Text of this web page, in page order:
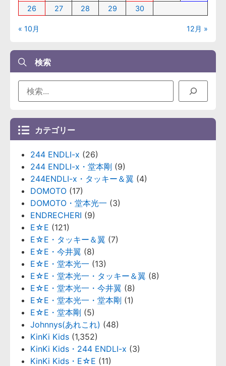
26
27 28 29 30
« 10月 12月 »
検索
カテゴリー
244 ENDLI-x (26)
244 ENDLI-x・堂本剛 (9)
244ENDLI-x・タッキー＆翼 (4)
DOMOTO (17)
DOMOTO・堂本光一 (3)
ENDRECHERI (9)
E☆E (121)
E☆E・タッキー＆翼 (7)
E☆E・今井翼 (8)
E☆E・堂本光一 (13)
E☆E・堂本光一・タッキー＆翼 (8)
E☆E・堂本光一・今井翼 (8)
E☆E・堂本光一・堂本剛 (1)
E☆E・堂本剛 (5)
Johnnys(あれこれ) (48)
KinKi Kids (1,352)
KinKi Kids・244 ENDLI-x (3)
KinKi Kids・E☆E (11)